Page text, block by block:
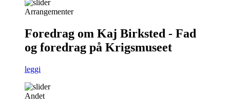
Arrangementer
Foredrag om Kaj Birksted - Fad
og foredrag på Krigsmuseet
leggi
Andet